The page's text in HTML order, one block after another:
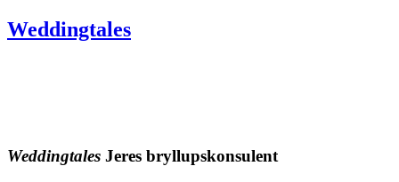
Weddingtales
Weddingtales Jeres bryllupskonsulent